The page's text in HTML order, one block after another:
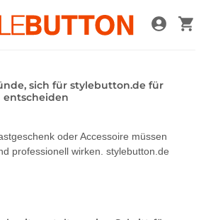
sich für stylebutton.de für
entscheiden
oder Accessoire müssen
professionell wirken. stylebutton.de